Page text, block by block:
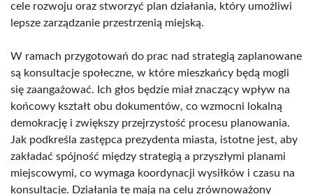
cele rozwoju oraz stworzyć plan działania, który umożliwi
lepsze zarządzanie przestrzenią miejską.
W ramach przygotowań do prac nad strategią zaplanowane
są konsultacje społeczne, w które mieszkańcy będą mogli
się zaangażować. Ich głos będzie miał znaczący wpływ na
końcowy kształt obu dokumentów, co wzmocni lokalną
demokrację i zwiększy przejrzystość procesu planowania.
Jak podkreśla zastępca prezydenta miasta, istotne jest, aby
zakładać spójność między strategią a przyszłymi planami
miejscowymi, co wymaga koordynacji wysiłków i czasu na
konsultacje. Działania te mają na celu zrównoważony